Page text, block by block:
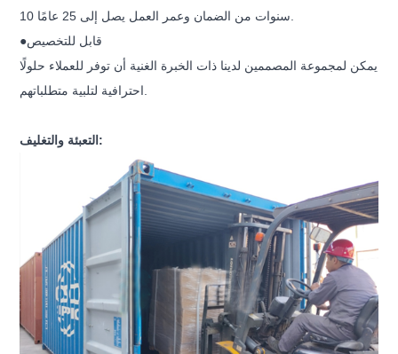
●قابل للتخصيص
يمكن لمجموعة المصممين لدينا ذات الخبرة الغنية أن توفر للعملاء حلولًا
التعبئة والتغليف: